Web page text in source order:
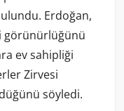
Erdoğan,
görünürlüğünü
ev sahipliği
Zirvesi
söyledi.